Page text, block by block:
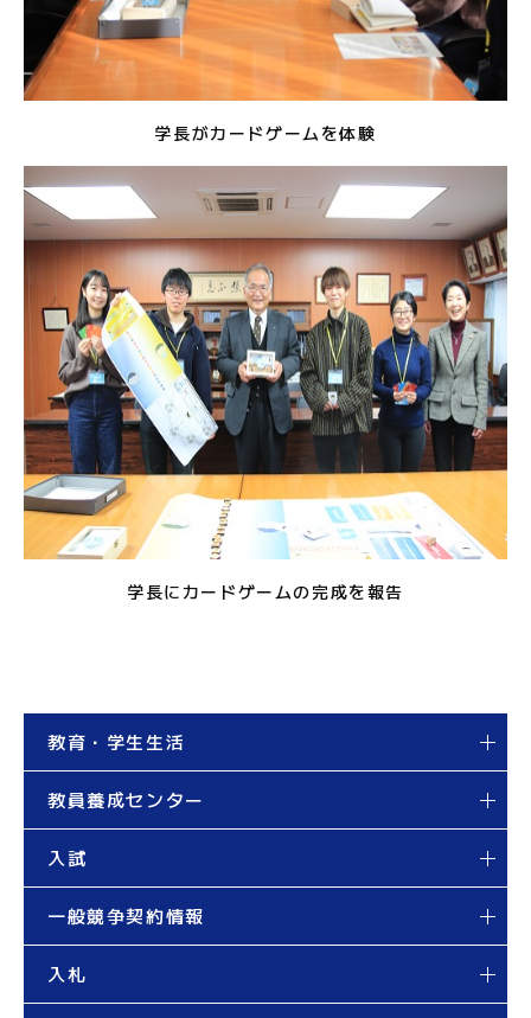
教育・学生生活
教員養成センター
入試
一般競争契約情報
入札
学長がカードゲームを体験
学長にカードゲームの完成を報告